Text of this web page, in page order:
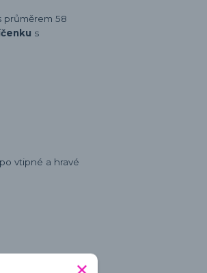
průměrem 58
s
vtipné a hravé